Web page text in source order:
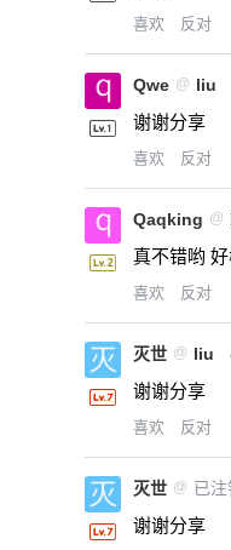
喜欢 反对
Qwe @ liu
谢谢分享
喜欢 反对
Qaqking @
真不错哟
喜欢 反对
灭世 @ liu
谢谢分享
喜欢 反对
灭世 @ 已注
谢谢分享